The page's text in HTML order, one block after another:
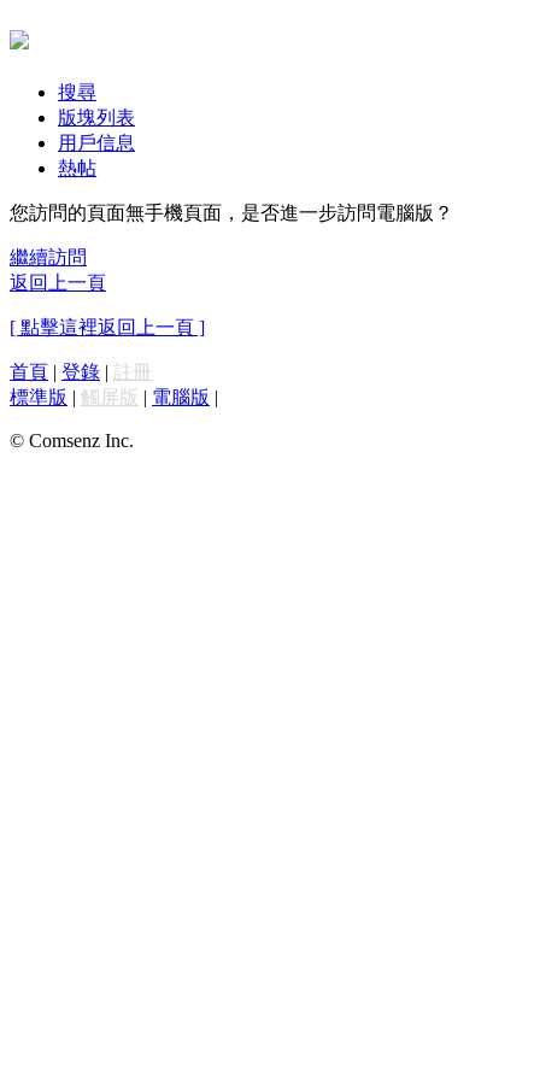
搜尋
版塊列表
用戶信息
熱帖
您訪問的頁面無手機頁面，是否進一步訪問電腦版？
繼續訪問
返回上一頁
[ 點擊這裡返回上一頁 ]
首頁 | 登錄 | 註冊
標準版 | 觸屏版 | 電腦版 |
© Comsenz Inc.